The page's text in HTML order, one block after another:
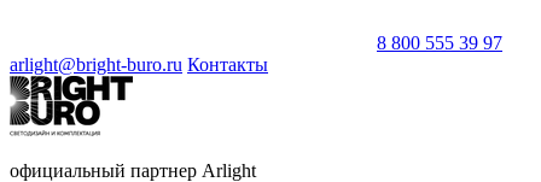
8 800 555 39 97
arlight@bright-buro.ru Контакты
официальный партнер Arlight